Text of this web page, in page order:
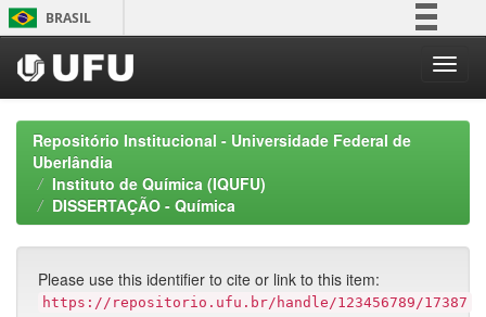
Skip
navigation
BRASIL
Participe
Acesso à informação
Repositório Institucional - Universidade Federal de
Uberlândia
Instituto de Química (IQUFU)
DISSERTAÇÃO - Química
Please use this identifier to cite or link to this item:
https://repositorio.ufu.br/handle/123456789/17387